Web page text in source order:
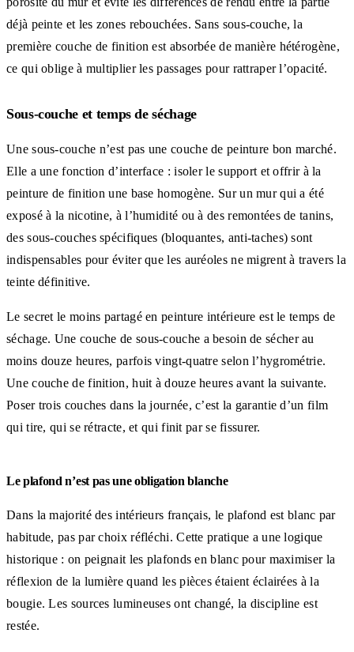
déjà peinte et les zones rebouchées. Sans sous-couche, la
première couche de finition est absorbée de manière hétérogène,
ce qui oblige à multiplier les passages pour rattraper l’opacité.
Sous-couche et temps de séchage
Une sous-couche n’est pas une couche de peinture bon marché.
Elle a une fonction d’interface : isoler le support et offrir à la
peinture de finition une base homogène. Sur un mur qui a été
exposé à la nicotine, à l’humidité ou à des remontées de tanins,
des sous-couches spécifiques (bloquantes, anti-taches) sont
indispensables pour éviter que les auréoles ne migrent à travers la
teinte définitive.
Le secret le moins partagé en peinture intérieure est le temps de
séchage. Une couche de sous-couche a besoin de sécher au
moins douze heures, parfois vingt-quatre selon l’hygrométrie.
Une couche de finition, huit à douze heures avant la suivante.
Poser trois couches dans la journée, c’est la garantie d’un film
qui tire, qui se rétracte, et qui finit par se fissurer.
Le plafond n’est pas une obligation blanche
Dans la majorité des intérieurs français, le plafond est blanc par
habitude, pas par choix réfléchi. Cette pratique a une logique
historique : on peignait les plafonds en blanc pour maximiser la
réflexion de la lumière quand les pièces étaient éclairées à la
bougie. Les sources lumineuses ont changé, la discipline est
restée.